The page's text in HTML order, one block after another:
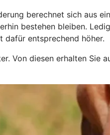
berechnet sich aus
bestehen bleiben.
entsprechend höher.
Von diesen erhalten